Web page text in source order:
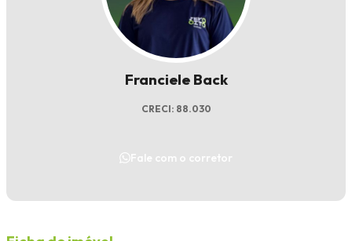
Franciele Back
CRECI: 88.030
Fale com o corretor